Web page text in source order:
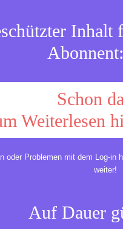
Inhalt
Schon
Weiterlesen
oder Problemen mit dem Log-in
weiter!
Auf Dauer